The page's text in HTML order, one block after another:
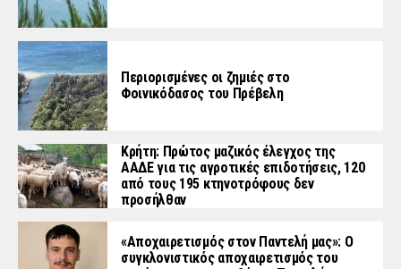
Περιορισμένες οι ζημιές στο
Φοινικόδασος του Πρέβελη
Κρήτη: Πρώτος μαζικός έλεγχος της
ΑΑΔΕ για τις αγροτικές επιδοτήσεις, 120
από τους 195 κτηνοτρόφους δεν
προσήλθαν
«Aποχαιρετισμός στον Παντελή μας»: Ο
συγκλονιστικός αποχαιρετισμός του